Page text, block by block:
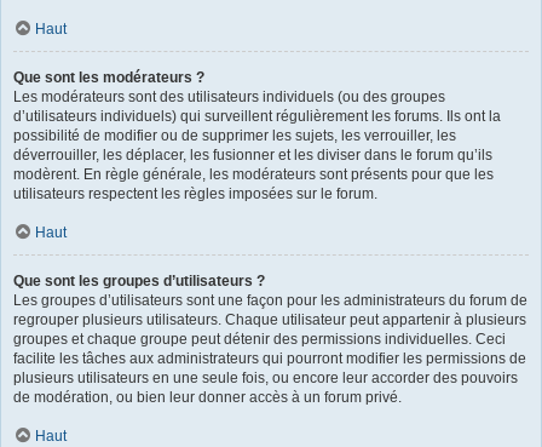
Haut
Que sont les modérateurs ?
Les modérateurs sont des utilisateurs individuels (ou des groupes
d’utilisateurs individuels) qui surveillent régulièrement les forums. Ils ont la
possibilité de modifier ou de supprimer les sujets, les verrouiller, les
déverrouiller, les déplacer, les fusionner et les diviser dans le forum qu’ils
modèrent. En règle générale, les modérateurs sont présents pour que les
utilisateurs respectent les règles imposées sur le forum.
Haut
Que sont les groupes d’utilisateurs ?
Les groupes d’utilisateurs sont une façon pour les administrateurs du forum de
regrouper plusieurs utilisateurs. Chaque utilisateur peut appartenir à plusieurs
groupes et chaque groupe peut détenir des permissions individuelles. Ceci
facilite les tâches aux administrateurs qui pourront modifier les permissions de
plusieurs utilisateurs en une seule fois, ou encore leur accorder des pouvoirs
de modération, ou bien leur donner accès à un forum privé.
Haut